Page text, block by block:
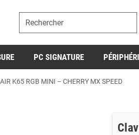
PC SIGNATURE
K65 RGB MINI – CHERRY MX SPEED